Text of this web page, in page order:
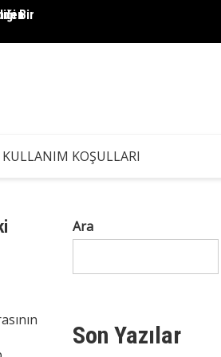
Bir
5 Yaşındaki Kızım, Eşimin İş
KULLANIM KOŞULLARI
Ara
Son Yazılar